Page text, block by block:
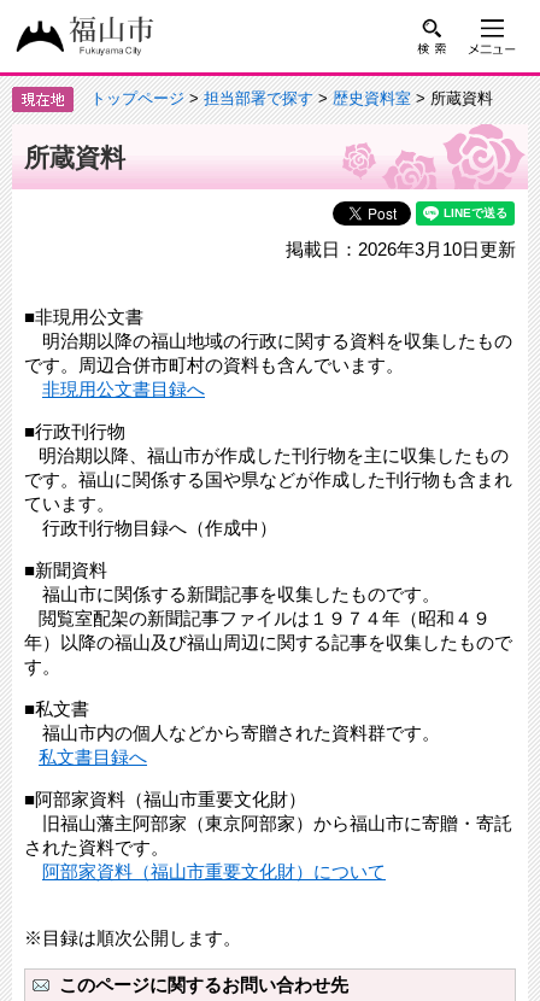
トップページ>担当部署で探す>歴史資料室> 所蔵資料
所蔵資料
掲載日：2026年3月10日更新
■非現用公文書
明治期以降の福山地域の行政に関する資料を収集したもの
です。周辺合併市町村の資料も含んでいます。
非現用公文書目録へ
■行政刊行物
明治期以降、福山市が作成した刊行物を主に収集したもの
です。福山に関係する国や県などが作成した刊行物も含まれ
ています。
行政刊行物目録へ（作成中）
■新聞資料
福山市に関係する新聞記事を収集したものです。
閲覧室配架の新聞記事ファイルは１９７４年（昭和４９
年）以降の福山及び福山周辺に関する記事を収集したもので
す。
■私文書
福山市内の個人などから寄贈された資料群です。
私文書目録へ
■阿部家資料（福山市重要文化財）
旧福山藩主阿部家（東京阿部家）から福山市に寄贈・寄託
された資料です。
阿部家資料（福山市重要文化財）について
※目録は順次公開します。
このページに関するお問い合わせ先